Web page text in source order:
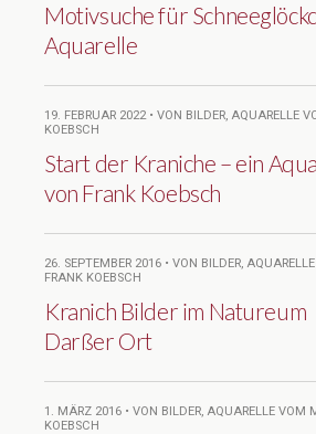
Motivsuche für
Aquarelle
19. FEBRUAR 2022 • VON BILDER, AQUARELLE
KOEBSCH
Start der Kraniche – ein
von Frank Koebsch
26. SEPTEMBER 2016 • VON BILDER,
FRANK KOEBSCH
Kranich Bilder im Natureum
Darßer Ort
1. MÄRZ 2016 • VON BILDER, AQUARELLE VOM
KOEBSCH